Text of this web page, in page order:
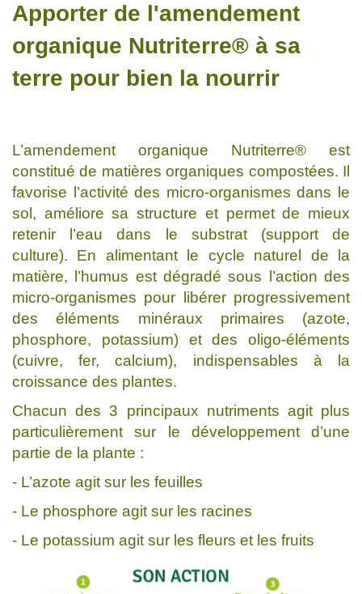
Apporter de l'amendement
organique Nutriterre® à sa
terre pour bien la nourrir
L’amendement organique Nutriterre® est
constitué de matières organiques compostées. Il
favorise l’activité des micro-organismes dans le
sol, améliore sa structure et permet de mieux
retenir l’eau dans le substrat (support de
culture). En alimentant le cycle naturel de la
matière, l’humus est dégradé sous l’action des
micro-organismes pour libérer progressivement
des éléments minéraux primaires (azote,
phosphore, potassium) et des oligo-éléments
(cuivre, fer, calcium), indispensables à la
croissance des plantes.
Chacun des 3 principaux nutriments agit plus
particulièrement sur le développement d’une
partie de la plante :
- L’azote agit sur les feuilles
- Le phosphore agit sur les racines
- Le potassium agit sur les fleurs et les fruits